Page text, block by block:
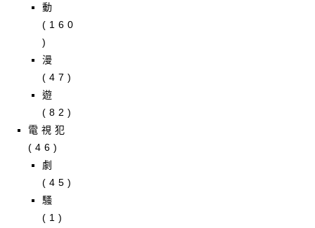
動
(160
)
漫
(47)
遊
(82)
電視犯
(46)
劇
(45)
騷
(1)